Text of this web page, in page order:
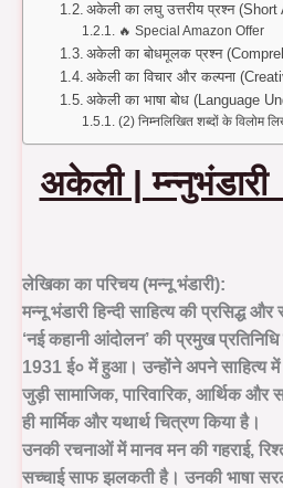
अकेली का लघु उत्तरीय प्रश्न
🔥 Special Amazon Offer
अकेली का बोधमूलक प्रश्न
अकेली का विचार और कल्पना
अकेली का भाषा बोध (Language
(2) निम्नलिखित शब्दों के विलोम
अकेली | म्न्नुभंडारी
लेखिका का परिचय (मन्नू भंडारी):
मन्नू भंडारी हिन्दी साहित्य की प्रसिद्ध
‘नई कहानी आंदोलन’ की प्रमुख
1931 ई० में हुआ। उन्होंने अपने साहित्य
जुड़ी सामाजिक, पारिवारिक, आर्थिक
ही मार्मिक और यथार्थ चित्रण किया है।
उनकी रचनाओं में मानव मन की गहराई,
सच्चाई साफ झलकती है। उनकी भाषा